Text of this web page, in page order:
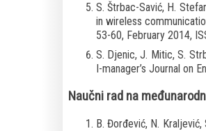
S. Štrbac-Savić, H.
in wireless
53-60, February 2014,
S. Djenic, J. Mitic, S.
I-manager’s Journal on
Naučni rad na
B. Đorđević, N.